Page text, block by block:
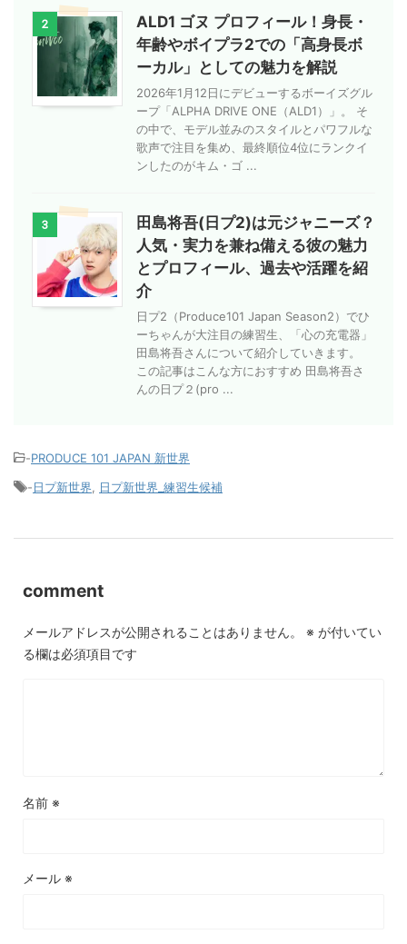
2
ALD1 ゴヌ プロフィール！身長・
年齢やボイプラ2での「高身長ボ
ーカル」としての魅力を解説
2026年1月12日にデビューするボーイズグル
ープ「ALPHA DRIVE ONE（ALD1）」。 そ
の中で、モデル並みのスタイルとパワフルな
歌声で注目を集め、最終順位4位にランクイ
ンしたのがキム・ゴ ...
3
田島将吾(日プ2)は元ジャニーズ？
人気・実力を兼ね備える彼の魅力
とプロフィール、過去や活躍を紹
介
日プ2（Produce101 Japan Season2）でひ
ーちゃんが大注目の練習生、「心の充電器」
田島将吾さんについて紹介していきます。
この記事はこんな方におすすめ 田島将吾さ
んの日プ２(pro ...
-PRODUCE 101 JAPAN 新世界
-日プ新世界 日プ新世界_練習生候補
comment
メールアドレスが公開されることはありません。 ※ が付いてい
る欄は必須項目です
名前 ※
メール ※